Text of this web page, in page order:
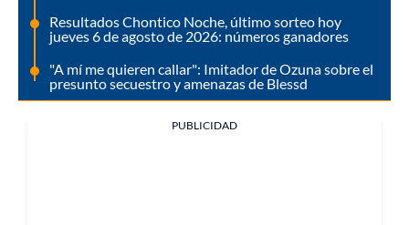
Resultados Chontico Noche, último sorteo hoy
jueves 6 de agosto de 2026: números ganadores
"A mí me quieren callar": Imitador de Ozuna sobre el
presunto secuestro y amenazas de Blessd
PUBLICIDAD